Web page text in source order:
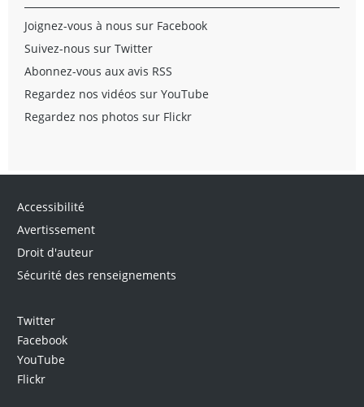
Joignez-vous à nous sur Facebook
Suivez-nous sur Twitter
Abonnez-vous aux avis RSS
Regardez nos vidéos sur YouTube
Regardez nos photos sur Flickr
Accessibilité
Avertissement
Droit d'auteur
Sécurité des renseignements
Twitter
Facebook
YouTube
Flickr